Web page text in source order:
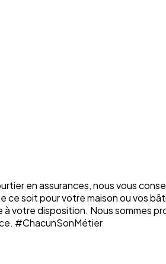
en assurances, nous vous
soit pour votre maison ou vos
disposition. Nous sommes
#ChacunSonMétier